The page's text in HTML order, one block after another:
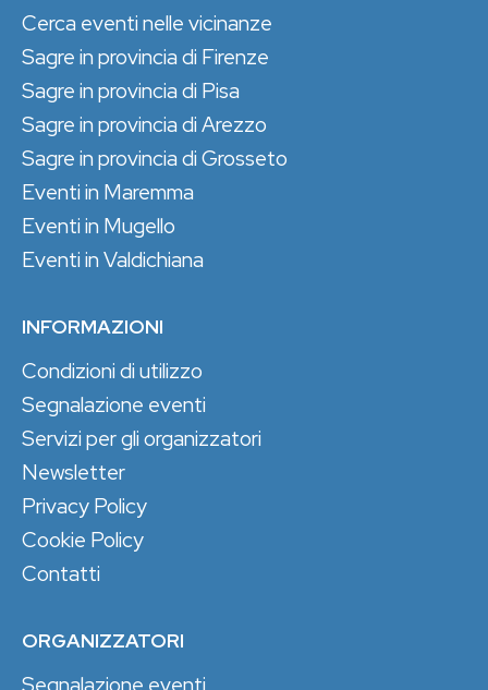
Cerca eventi nelle vicinanze
Sagre in provincia di Firenze
Sagre in provincia di Pisa
Sagre in provincia di Arezzo
Sagre in provincia di Grosseto
Eventi in Maremma
Eventi in Mugello
Eventi in Valdichiana
INFORMAZIONI
Condizioni di utilizzo
Segnalazione eventi
Servizi per gli organizzatori
Newsletter
Privacy Policy
Cookie Policy
Contatti
ORGANIZZATORI